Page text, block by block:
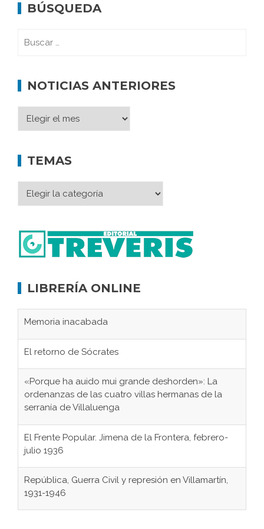
BÚSQUEDA
NOTICIAS ANTERIORES
TEMAS
LIBRERÍA ONLINE
Memoria inacabada
El retorno de Sócrates
«Porque ha auido mui grande deshorden»: La
ordenanzas de las cuatro villas hermanas de la
serranía de Villaluenga
El Frente Popular. Jimena de la Frontera, febrero-
julio 1936
República, Guerra Civil y represión en Villamartín,
1931-1946